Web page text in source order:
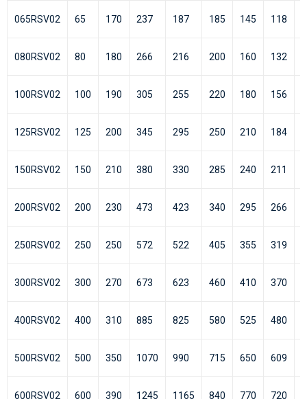
065RSV02 65 170 237 187 185 145 118
080RSV02 80 180 266 216 200 160 132
100RSV02 100 190 305 255 220 180 156
125RSV02 125 200 345 295 250 210 184
150RSV02 150 210 380 330 285 240 211
200RSV02 200 230 473 423 340 295 266
250RSV02 250 250 572 522 405 355 319
300RSV02 300 270 673 623 460 410 370
400RSV02 400 310 885 825 580 525 480
500RSV02 500 350 1070 990 715 650 609
600RSV02 600 390 1245 1165 840 770 720